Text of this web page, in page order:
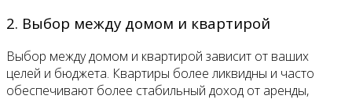
2. Выбор между домом и квартирой
Выбор между домом и квартирой зависит от ваших
целей и бюджета. Квартиры более ликвидны и часто
обеспечивают более стабильный доход от аренды,